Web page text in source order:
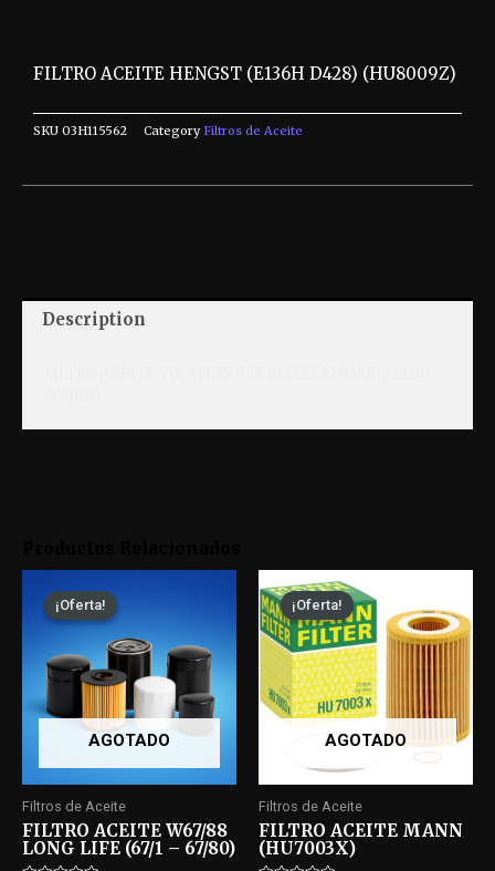
¡Oferta!
AGOTADO
¡Oferta!
Filtros de Aceite
FILTRO ACEITE W67/88
LONG LIFE (67/1 – 67/80)
¡Oferta!
AGOTADO
¡Oferta!
Filtros de Aceite
FILTRO ACEITE MANN
(HU7003X)
FILTRO ACEITE HENGST (E136H D428) (HU8009Z)
SKU 03H115562 Category Filtros de Aceite
Description